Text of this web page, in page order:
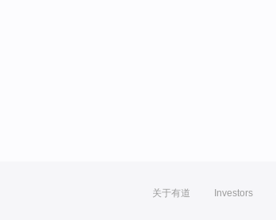
关于有道 Investors